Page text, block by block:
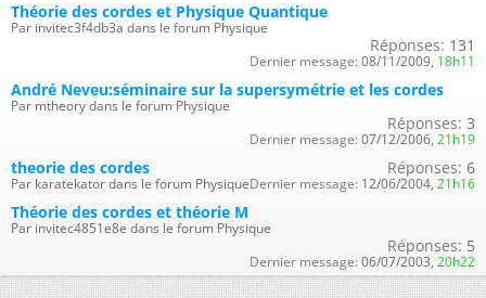
Théorie des cordes et Physique Quantique
Par invitec3f4db3a dans le forum Physique
Réponses: 131
Dernier message: 08/11/2009, 18h11
André Neveu:séminaire sur la supersymétrie et les cordes
Par mtheory dans le forum Physique
Réponses: 3
Dernier message: 07/12/2006, 21h19
theorie des cordes
Par karatekator dans le forum Physique
Réponses: 6
Dernier message: 12/06/2004, 21h16
Théorie des cordes et théorie M
Par invitec4851e8e dans le forum Physique
Réponses: 5
Dernier message: 06/07/2003, 20h22